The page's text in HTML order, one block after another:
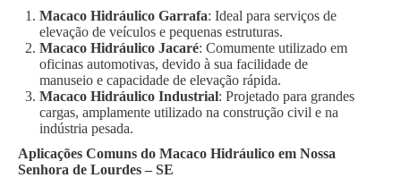
Macaco Hidráulico Garrafa: Ideal para serviços de
elevação de veículos e pequenas estruturas.
Macaco Hidráulico Jacaré: Comumente utilizado em
oficinas automotivas, devido à sua facilidade de
manuseio e capacidade de elevação rápida.
Macaco Hidráulico Industrial: Projetado para grandes
cargas, amplamente utilizado na construção civil e na
indústria pesada.
Aplicações Comuns do Macaco Hidráulico em Nossa
Senhora de Lourdes – SE